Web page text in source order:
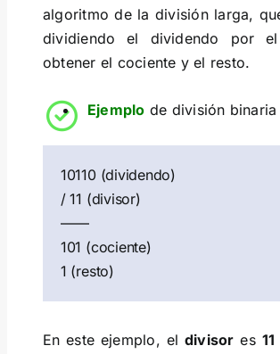
algoritmo de la división larga,
dividiendo el dividendo por
obtener el cociente y el resto.
Ejemplo de división binaria
10110 (dividendo)
/ 11 (divisor)
——
101 (cociente)
1 (resto)
En este ejemplo, el divisor es 11